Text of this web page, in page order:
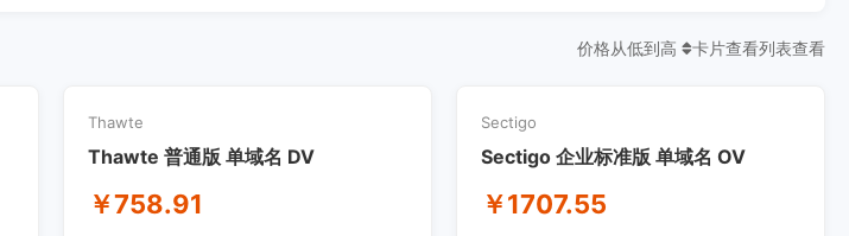
价格从低到高 卡片查看列表查看
Thawte
Thawte 普通版 单域名 DV
￥758.91
Sectigo
Sectigo 企业标准版 单域名 OV
￥1707.55